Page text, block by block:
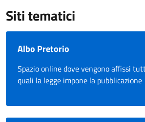
Siti tematici
Albo Pretorio
Spazio online dove vengono affissi
quali la legge impone la pubblicazione